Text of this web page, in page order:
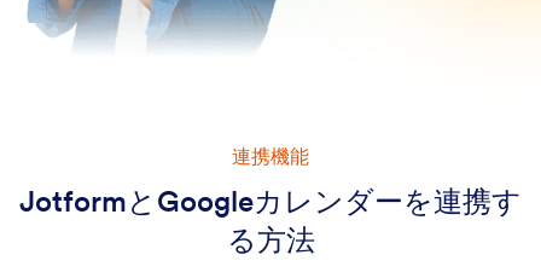
連携機能
JotformとGoogleカレンダーを連携す
る方法